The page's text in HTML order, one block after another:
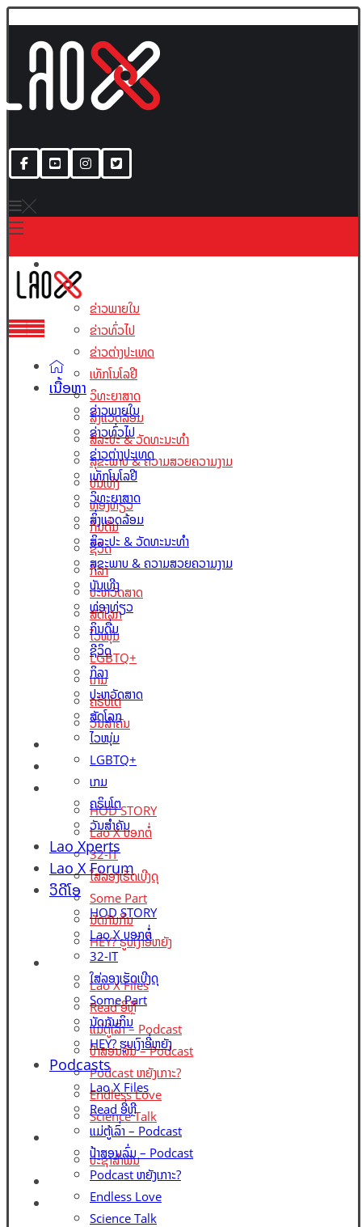
ເນື້ອຫາ
ຂ່າວພາຍໃນ
ຂ່າວທົ່ວໄປ
ຂ່າວຕ່າງປະເທດ
ເທັກໂນໂລຢີ
ວິທະຍາສາດ
ສິ່ງແວດລ້ອມ
ສິລະປະ & ວັດທະນະທຳ
ສຸຂະພາບ & ຄວາມສວຍຄວາມງາມ
ບັນເທີງ
ທ່ອງທ່ຽວ
ກິນດື່ມ
ຊີວິດ
ກິລາ
ປະຫວັດສາດ
ສັດໂລກ
ໄວໜຸ່ມ
LGBTQ+
ເກມ
ຄຣິບໂຕ
ວັນສຳຄັນ
Lao Xperts
Lao X Forum
ວິດີໂອ
HOD STORY
Lao X ບອກຕໍ່
32-IT
ໃສ່ລອງເຮັດເບີງດຸ
Some Part
ນັດກັນກິນ
HEY? ຮູບເງົາອີ່ຫຍັງ
Podcasts
Lao X Files
Read ອີ່ຫຼີ
ແມ່ຕູ້ເລົ່າ – Podcast
ປ້າສອນລົ່ມ – Podcast
Podcast ຫຍັງເກາະ?
Endless Love
Science Talk
Events
ປະຊາສຳພັນ
ກ່ຽວກັບ
ຕິດຕໍ່ໂຄສະນາ
ເນື້ອຫາ
ຂ່າວພາຍໃນ
ຂ່າວທົ່ວໄປ
ຂ່າວຕ່າງປະເທດ
ເທັກໂນໂລຢີ
ວິທະຍາສາດ
ສິ່ງແວດລ້ອມ
ສິລະປະ & ວັດທະນະທຳ
ສຸຂະພາບ & ຄວາມສວຍຄວາມງາມ
ບັນເທີງ
ທ່ອງທ່ຽວ
ກິນດື່ມ
ຊີວິດ
ກິລາ
ປະຫວັດສາດ
ສັດໂລກ
ໄວໜຸ່ມ
LGBTQ+
ເກມ
ຄຣິບໂຕ
ວັນສຳຄັນ
Lao Xperts
Lao X Forum
ວິດີໂອ
HOD STORY
Lao X ບອກຕໍ່
32-IT
ໃສ່ລອງເຮັດເບີງດຸ
Some Part
ນັດກັນກິນ
HEY? ຮູບເງົາອີ່ຫຍັງ
Podcasts
Lao X Files
Read ອີ່ຫຼີ
ແມ່ຕູ້ເລົ່າ – Podcast
ປ້າສອນລົ່ມ – Podcast
Podcast ຫຍັງເກາະ?
Endless Love
Science Talk